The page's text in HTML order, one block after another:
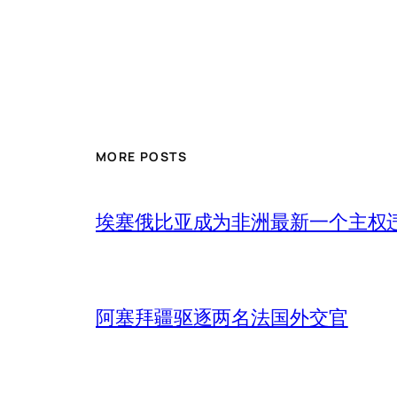
MORE POSTS
埃塞俄比亚成为非洲最新一个主权
阿塞拜疆驱逐两名法国外交官